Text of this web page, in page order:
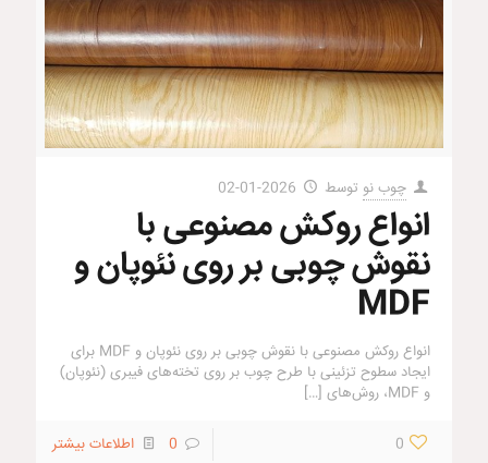
چوب نو توسط 2026-01-02
انواع روکش‌ مصنوعی با
نقوش چوبی بر روی نئوپان و
MDF
انواع روکش‌ مصنوعی با نقوش چوبی بر روی نئوپان و MDF برای
ایجاد سطوح تزئینی با طرح چوب بر روی تخته‌های فیبری (نئوپان)
و MDF، روش‌های
[…]
0
0 اطلاعات بیشتر